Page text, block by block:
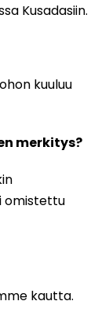
Kusadasiin.
kuuluu
merkitys?
omistettu
kautta.